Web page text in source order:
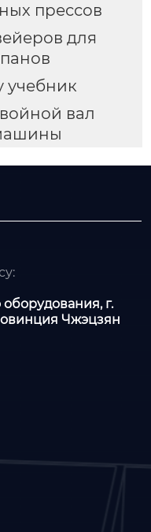
прессов
для
учебник
вал
г.
Чжэцзян